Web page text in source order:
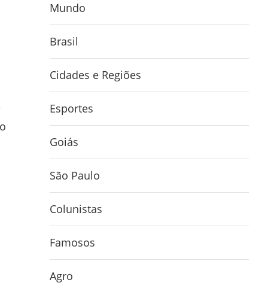
Mundo
Brasil
Cidades e Regiões
Esportes
Goiás
São Paulo
Colunistas
Famosos
Agro